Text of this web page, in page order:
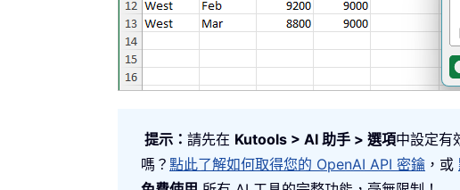
提示： 請先在 Kutools > AI 助手 > 選項中設定有
嗎？ 點此了解如何取得您的 OpenAI API 密鑰 ，或